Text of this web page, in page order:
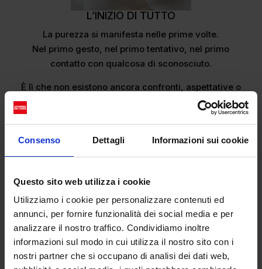
Consenso Dettagli Informazioni sui cookie
Questo sito web utilizza i cookie
Utilizziamo i cookie per personalizzare contenuti ed
annunci, per fornire funzionalità dei social media e per
analizzare il nostro traffico. Condividiamo inoltre
informazioni sul modo in cui utilizza il nostro sito con i
nostri partner che si occupano di analisi dei dati web,
L’INIZIO DI TUTTO
La purezza si manifesta nelle prime volte.
Nel primo gesto, nel primo tentativo, nel primo
contatto con qualcosa di sconosciuto.
È lì che non esistono ancora confronti, aspettative o
Ogni ripetizione aggiunge esperienza. E con essa
arrivano consapevolezza, memoria,
trasformazione.
quell’attimo iniziale resta unico, impossibile da
ricreare.
È il momento in cui tutto è ancora aperto, in cui ogni
possibilità esiste senza essere ancora stata scelta.
FRAGILITA’ CHE DIVENTA BELLEZZA